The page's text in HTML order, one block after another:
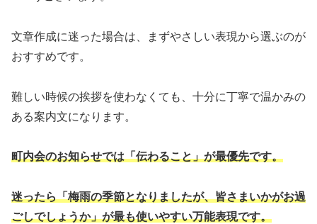
文章作成に迷った場合は、まずやさしい表現から選ぶのが
おすすめです。
難しい時候の挨拶を使わなくても、十分に丁寧で温かみの
ある案内文になります。
町内会のお知らせでは「伝わること」が最優先です。
迷ったら「梅雨の季節となりましたが、皆さまいかがお過
ごしでしょうか」が最も使いやすい万能表現です。